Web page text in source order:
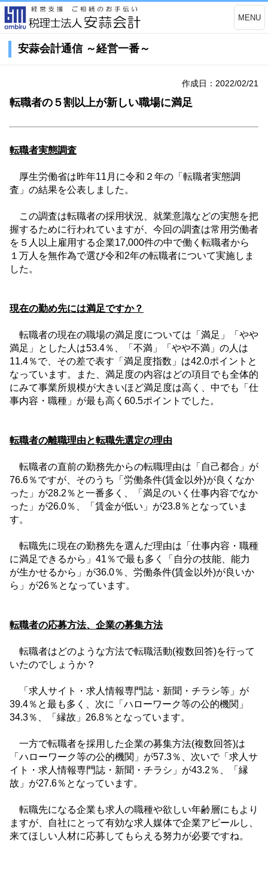
MENU
安蒜会計通信 ～経営一番～
作成日：2022/02/21
転職者の５割以上が新しい職場に満足
転職者実態調査
厚生労働省は昨年11 月に令和 ２ 年の「転職者実態調
査」の結果を公表しました。
この調査は転職者の採用状況、就業意識などの実態を把
握するために行われていますが、今回の調査は常用労働者
を ５ 人以上雇用する企業17,000件の中で働く転職者から
１ 万人を無作為で選び令和2年の転職者について実施しま
した。
現在の勤め先には満足ですか？
転職者の現在の職場の満足度については「満足」「やや
満足」とした人は53.4％、「不満」「やや不満」の人は
11.4％で、その差で表す「満足度指数」は42.0ポイントと
なっています。また、満足度の内容はどの項目でも全体的
にみて事業所規模が大きいほど満足度は高く、中でも「仕
事内容・職種」が最も高く 60.5ポイントでした。
転職者の離職理由と転職先選定の理由
転職者の直前の勤務先からの転職理由は「自己都合」が
76.6％ですが、そのうち「労働条件(賃金以外)が良くなか
った」が28.2 ％と一番多く、「満足のいく仕事内容でなか
った」が26.0％、「賃金が低い」が23.8％となっていま
す。
転職先に現在の勤務先を選んだ理由は「仕事内容・職種
に満足できるから」 41 ％で最も多く「自分の技能、能力
が生かせるから」が36.0％、労働条件(賃金以外)が良いか
ら」が26％となっています。
転職者の応募方法、企業の募集方法
転職者はどのような方法で転職活動(複数回答)を行って
いたのでしょうか？
「求人サイト・求人情報専門誌・新聞・チラシ等」が
39.4％と最も多く、次に「ハローワーク等の公的機関」
34.3％、「縁故」 26.8％となっています。
一方で転職者を採用した企業の募集方法(複数回答)は
「ハローワーク等の公的機関」が57.3％、次いで「求人サ
イト・求人情報専門誌・新聞・チラシ」が43.2 ％、「縁
故」が27.6％となっています。
転職先になる企業も求人の職種や欲しい年齢層にもより
ますが、自社にとって有効な求人媒体で企業アピールし、
来てほしい人材に応募してもらえる努力が必要ですね。